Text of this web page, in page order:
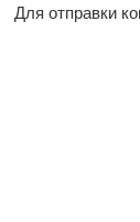
Для отправки